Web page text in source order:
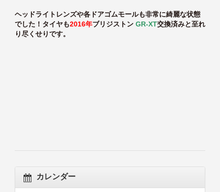
ヘッドライトレンズや各ドアゴムモールも非常に綺麗な状態
でした！タイヤも2016年ブリジストン GR-XT交換済みと至れ
り尽くせりです。
カレンダー